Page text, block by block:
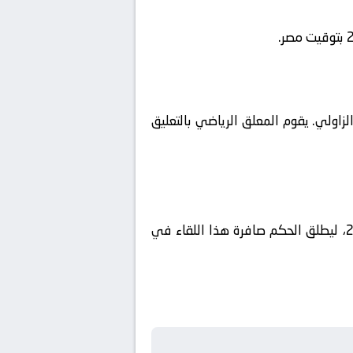
يقوم المعلق الرياضي بالتعليق
وتحدد موعد مباراة ليبيا والنيجر بث مباشر اليوم ضمن بطولة دولي, مباريات ودية دولية لموسم 2026/2025، ليطلق الحكم صافرة هذا اللقاء في